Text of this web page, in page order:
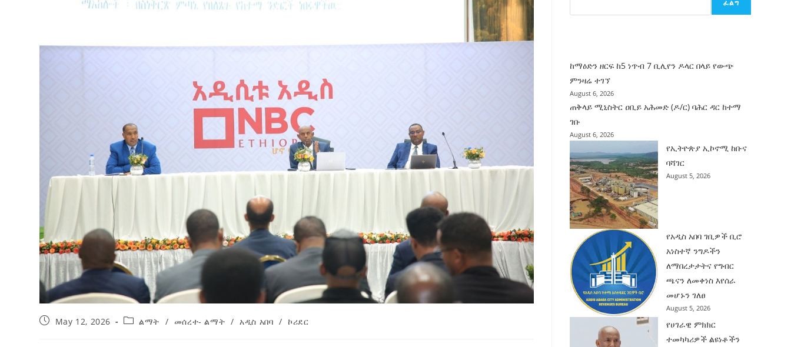
የኢትዮጵያ ኢኮኖሚ ከቡና ባሻገር
የቤኒን የዲጂታል ትራንስፎርሜሽን እና ኢኖቬሽን
August 5, 2026
አዲስ ሚዲያ ኔትዎርክ በይዘት ስራዎቹ የሀሰት
ትርክትን በማረም እና የወል ትርክትን በመገንባት
ሃላፊነቱን እየተወጣ ይገኛል
May 12, 2026 ልማት / መሰረተ- ልማት / አዲስ አበባ / ኮሪደር
ፈልግ
ከማዕድን ዘርፍ ከ5 ነጥብ 7 ቢሊየን ዶላር በላይ የውጭ
ምንዛሬ ተገኘ
August 6, 2026
ጠቅላይ ሚኒስትር ዐቢይ አሕመድ (ዶ/ር) ባሕር ዳር ከተማ
ገቡ
August 6, 2026
የኢትዮጵያ ኢኮኖሚ ከቡና
ባሻገር
August 5, 2026
የአዲስ አበባ ገቢዎች ቢሮ
አነስተኛ ንግዶችን
ለማበረታታትና የግብር
ጫናን ለመቀነስ እየሰራ
መሆኑን ገለፀ
August 5, 2026
የሀገራዊ ምክክር
ተመካካሪዎች ልዩነቶችን